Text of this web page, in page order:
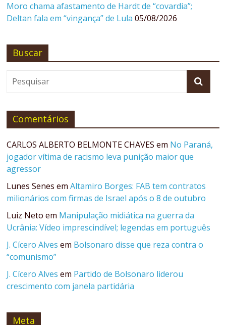
Moro chama afastamento de Hardt de “covardia”;
Deltan fala em “vingança” de Lula 05/08/2026
Buscar
Comentários
CARLOS ALBERTO BELMONTE CHAVES em No Paraná,
jogador vítima de racismo leva punição maior que
agressor
Lunes Senes emAltamiro Borges: FAB tem contratos
milionários com firmas de Israel após o 8 de outubro
Luiz Neto em Manipulação midiática na guerra da
Ucrânia: Vídeo imprescindível; legendas em português
J. Cícero Alves em Bolsonaro disse que reza contra o
“comunismo”
J. Cícero Alves em Partido de Bolsonaro liderou
crescimento com janela partidária
Meta